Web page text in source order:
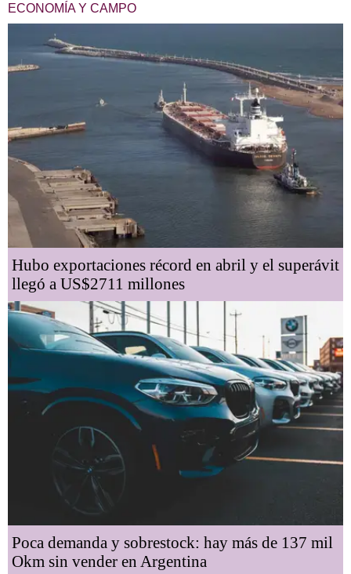
ECONOMÍA Y CAMPO
Hubo exportaciones récord en abril y el superávit
llegó a US$2711 millones
Poca demanda y sobrestock: hay más de 137 mil
Okm sin vender en Argentina